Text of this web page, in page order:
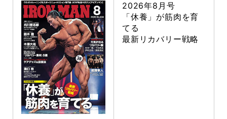
2026年8月号
「休養」が筋肉を育
てる
最新リカバリー戦略